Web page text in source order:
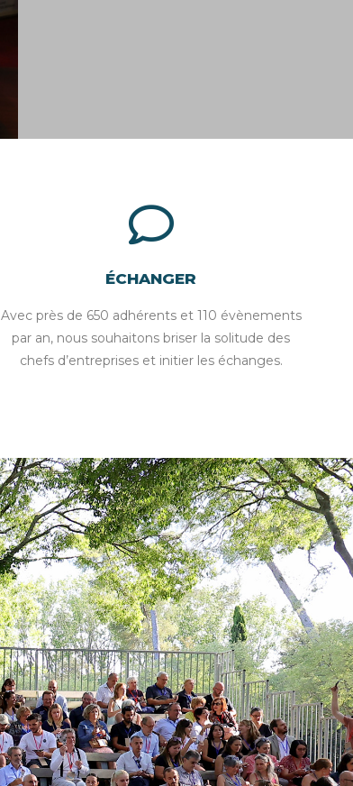
ÉCHANGER
Avec près de 650 adhérents et 110 évènements
par an, nous souhaitons briser la solitude des
chefs d’entreprises et initier les échanges.